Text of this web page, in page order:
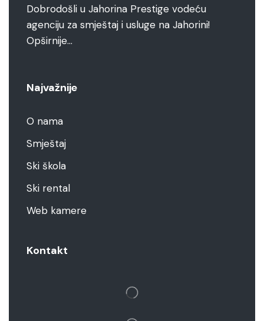
Dobrodošli u Jahorina Prestige vodeću
agenciju za smještaj i usluge na Jahorini!
Opširnije…
Najvažnije
O nama
Smještaj
Ski škola
Ski rental
Web kamere
Kontakt